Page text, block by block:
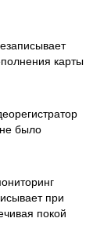
карты
было
при
покой